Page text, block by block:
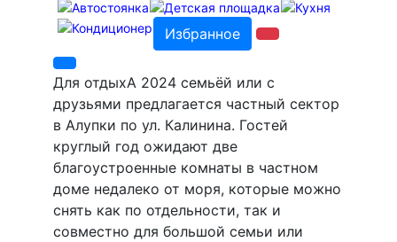
Избранное
Для отдыхА 2024 семьёй или с
друзьями предлагается частный сектор
в Алупки по ул. Калинина. Гостей
круглый год ожидают две
благоустроенные комнаты в частном
доме недалеко от моря, которые можно
снять как по отдельности, так и
совместно для большой семьи или